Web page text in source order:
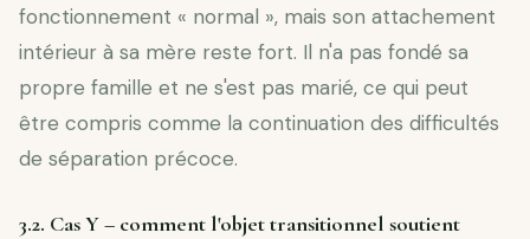
fonctionnement « normal », mais son attachement
intérieur à sa mère reste fort. Il n'a pas fondé sa
propre famille et ne s'est pas marié, ce qui peut
être compris comme la continuation des difficultés
de séparation précoce.
3.2. Cas Y – comment l'objet transitionnel soutient